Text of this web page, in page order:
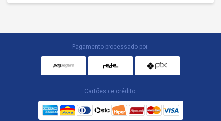
Pagamento processado por:
Cartões de crédito: